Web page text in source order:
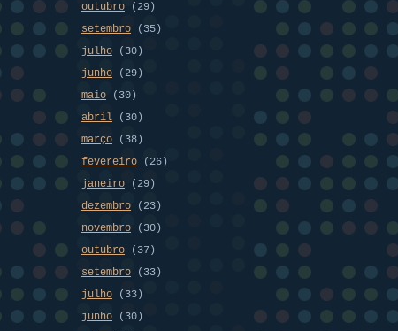
outubro (29)
setembro (35)
julho (30)
junho (29)
maio (30)
abril (30)
março (38)
fevereiro (26)
janeiro (29)
dezembro (23)
novembro (30)
outubro (37)
setembro (33)
julho (33)
junho (30)